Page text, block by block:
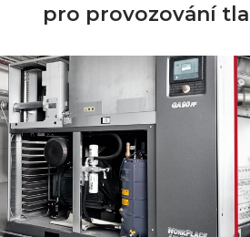
pro provozování